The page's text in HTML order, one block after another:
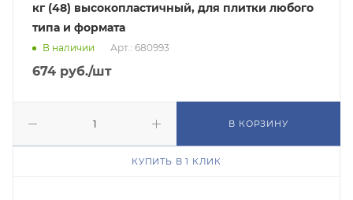
кг (48) высокопластичный, для плитки любого
типа и формата
В наличии Арт.: 680993
674 руб./шт
В КОРЗИНУ
КУПИТЬ В 1 КЛИК